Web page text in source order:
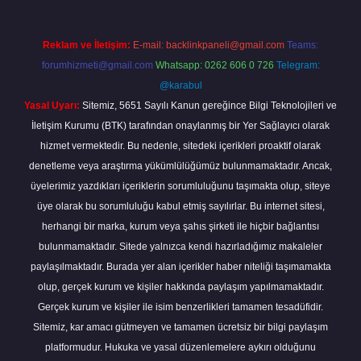
Reklam ve İletişim: E-mail: backlinkpaneli@gmail.com Teams:
forumhizmeti@gmail.com Whatsapp: 0262 606 0 726 Telegram:
@karabul
Yasal Uyarı: Sitemiz, 5651 Sayılı Kanun gereğince Bilgi Teknolojileri ve
İletişim Kurumu (BTK) tarafından onaylanmış bir Yer Sağlayıcı olarak
hizmet vermektedir. Bu nedenle, sitedeki içerikleri proaktif olarak
denetleme veya araştırma yükümlülüğümüz bulunmamaktadır. Ancak,
üyelerimiz yazdıkları içeriklerin sorumluluğunu taşımakta olup, siteye
üye olarak bu sorumluluğu kabul etmiş sayılırlar. Bu internet sitesi,
herhangi bir marka, kurum veya şahıs şirketi ile hiçbir bağlantısı
bulunmamaktadır. Sitede yalnızca kendi hazırladığımız makaleler
paylaşılmaktadır. Burada yer alan içerikler haber niteliği taşımamakta
olup, gerçek kurum ve kişiler hakkında paylaşım yapılmamaktadır.
Gerçek kurum ve kişiler ile isim benzerlikleri tamamen tesadüfidir.
Sitemiz, kar amacı gütmeyen ve tamamen ücretsiz bir bilgi paylaşım
platformudur. Hukuka ve yasal düzenlemelere aykırı olduğunu